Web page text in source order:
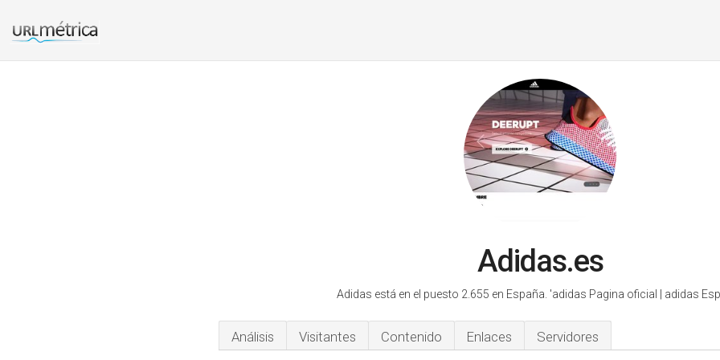
Adidas.es
Adidas está en el puesto 2.655 en España. 'adidas Pagina oficial | adidas
Análisis Visitantes Contenido Enlaces Servidores